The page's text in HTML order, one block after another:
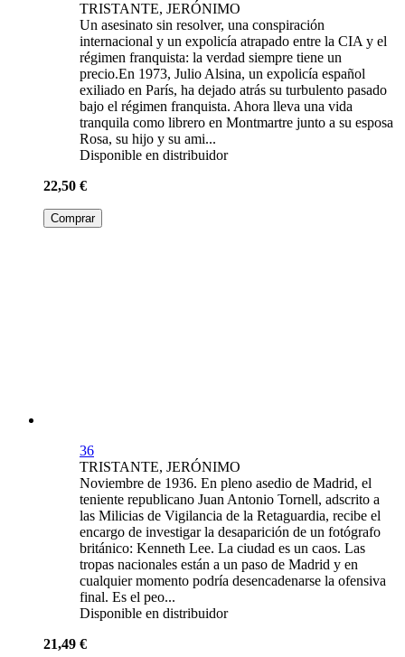
TRISTANTE, JERÓNIMO
Un asesinato sin resolver, una conspiración
internacional y un expolicía atrapado entre la CIA y el
régimen franquista: la verdad siempre tiene un
precio.En 1973, Julio Alsina, un expolicía español
exiliado en París, ha dejado atrás su turbulento pasado
bajo el régimen franquista. Ahora lleva una vida
tranquila como librero en Montmartre junto a su esposa
Rosa, su hijo y su ami...
Disponible en distribuidor
22,50 €
Comprar
36
TRISTANTE, JERÓNIMO
Noviembre de 1936. En pleno asedio de Madrid, el
teniente republicano Juan Antonio Tornell, adscrito a
las Milicias de Vigilancia de la Retaguardia, recibe el
encargo de investigar la desaparición de un fotógrafo
británico: Kenneth Lee. La ciudad es un caos. Las
tropas nacionales están a un paso de Madrid y en
cualquier momento podría desencadenarse la ofensiva
final. Es el peo...
Disponible en distribuidor
21,49 €